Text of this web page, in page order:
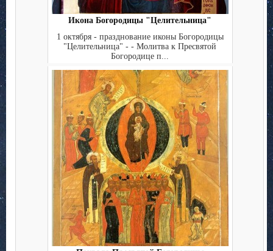
Икона Богородицы "Целительница"
1 октября - празднование иконы Богородицы
"Целительница" - - Молитва к Пресвятой
Богородице п...